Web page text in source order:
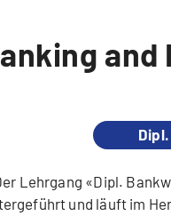
Lehrgang «Dipl.
und läuft im